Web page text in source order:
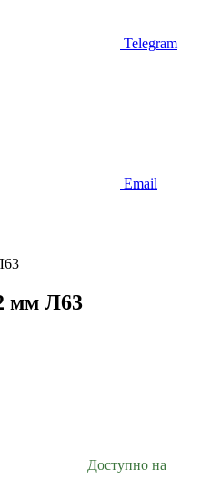
Telegram
Email
мм Л63
Доступно на